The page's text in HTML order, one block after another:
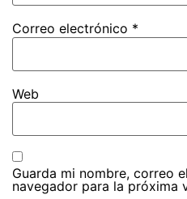
Correo electrónico *
Web
Guarda mi nombre, correo
navegador para la próxima